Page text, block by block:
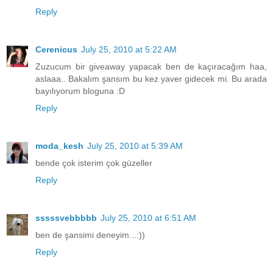
Reply
Cerenicus July 25, 2010 at 5:22 AM
Zuzucum bir giveaway yapacak ben de kaçıracağım haa,
aslaaa.. Bakalım şansım bu kez yaver gidecek mi. Bu arada
bayılıyorum bloguna :D
Reply
moda_kesh July 25, 2010 at 5:39 AM
bende çok isterim çok güzeller
Reply
sssssvebbbbb July 25, 2010 at 6:51 AM
ben de şansimi deneyim...:))
Reply